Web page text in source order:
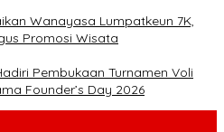
Wanayasa Lumpatkeun 7K,
Promosi Wisata
Pembukaan Turnamen Voli
Founder’s Day 2026